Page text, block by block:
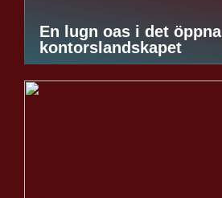
En lugn oas i det öppna
kontorslandskapet